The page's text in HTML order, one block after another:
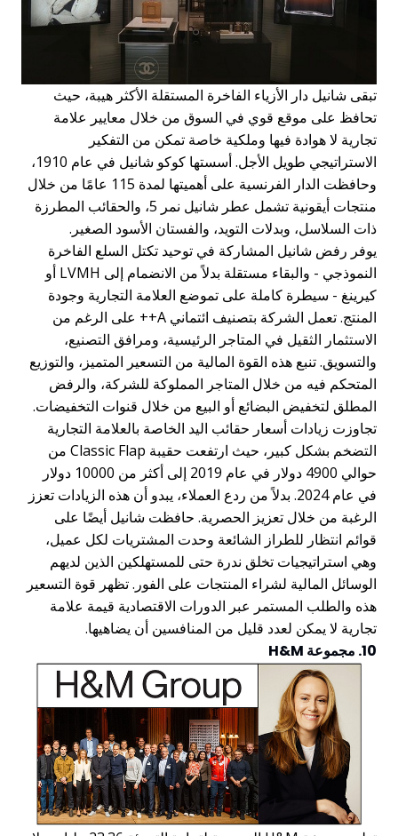
تبقى شانيل دار الأزياء الفاخرة المستقلة الأكثر هيبة، حيث
تحافظ على موقع قوي في السوق من خلال معايير علامة
تجارية لا هوادة فيها وملكية خاصة تمكن من التفكير
الاستراتيجي طويل الأجل. أسستها كوكو شانيل في عام 1910،
وحافظت الدار الفرنسية على أهميتها لمدة 115 عامًا من خلال
منتجات أيقونية تشمل عطر شانيل نمر 5، والحقائب المطرزة
ذات السلاسل، وبدلات التويد، والفستان الأسود الصغير.
يوفر رفض شانيل المشاركة في توحيد تكتل السلع الفاخرة
النموذجي - والبقاء مستقلة بدلاً من الانضمام إلى LVMH أو
كيرينغ - سيطرة كاملة على تموضع العلامة التجارية وجودة
المنتج. تعمل الشركة بتصنيف ائتماني A++ على الرغم من
الاستثمار الثقيل في المتاجر الرئيسية، ومرافق التصنيع،
والتسويق. تنبع هذه القوة المالية من التسعير المتميز، والتوزيع
المتحكم فيه من خلال المتاجر المملوكة للشركة، والرفض
المطلق لتخفيض البضائع أو البيع من خلال قنوات التخفيضات.
تجاوزت زيادات أسعار حقائب اليد الخاصة بالعلامة التجارية
التضخم بشكل كبير، حيث ارتفعت حقيبة Classic Flap من
حوالي 4900 دولار في عام 2019 إلى أكثر من 10000 دولار
في عام 2024. بدلاً من ردع العملاء، يبدو أن هذه الزيادات تعزز
الرغبة من خلال تعزيز الحصرية. حافظت شانيل أيضًا على
قوائم انتظار للطراز الشائعة وحدت المشتريات لكل عميل،
وهي استراتيجيات تخلق ندرة حتى للمستهلكين الذين لديهم
الوسائل المالية لشراء المنتجات على الفور. تظهر قوة التسعير
هذه والطلب المستمر عبر الدورات الاقتصادية قيمة علامة
تجارية لا يمكن لعدد قليل من المنافسين أن يضاهيها.
10. مجموعة H&M